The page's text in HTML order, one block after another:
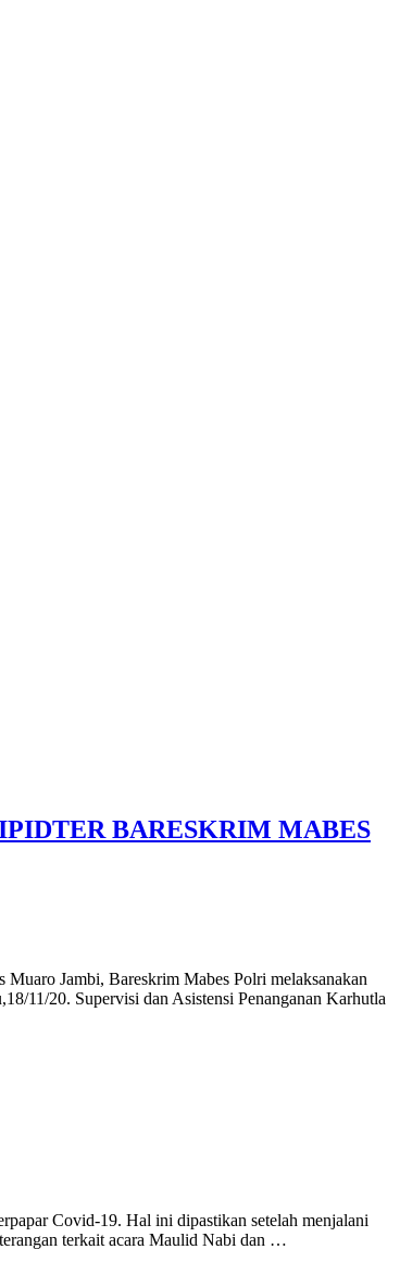
BARESKRIM MABES
Jambi, Bareskrim Mabes Polri melaksanakan
11/20. Supervisi dan Asistensi Penanganan Karhutla
Covid-19. Hal ini dipastikan setelah menjalani
terkait acara Maulid Nabi dan …